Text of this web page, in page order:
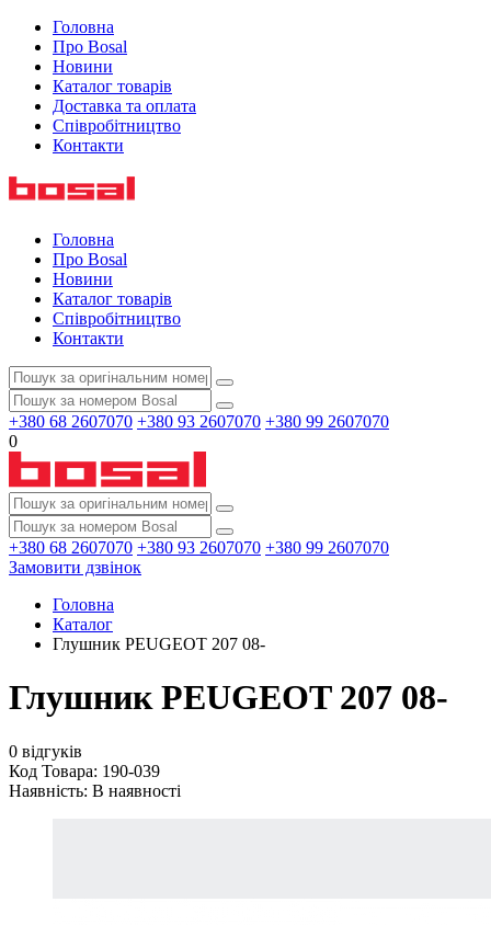
Головна
Про Bosal
Новини
Каталог товарів
Доставка та оплата
Співробітництво
Контакти
Головна
Про Bosal
Новини
Каталог товарів
Співробітництво
Контакти
+380 68 2607070 +380 93 2607070 +380 99 2607070
0
+380 68 2607070 +380 93 2607070 +380 99 2607070
Замовити дзвінок
Головна
Каталог
Глушник PEUGEOT 207 08-
Глушник PEUGEOT 207 08-
0 відгуків
Код Товара: 190-039
Наявність: В наявності